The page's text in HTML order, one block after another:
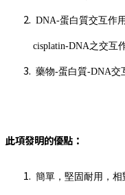
DNA-蛋白質交互作
cisplatin-DNA之交互
藥物-蛋白質-DNA交
此項發明的優點：
簡單，堅固耐用，相